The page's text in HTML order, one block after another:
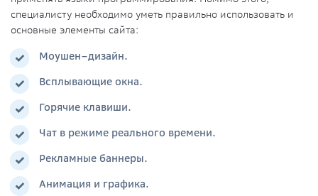
специалисту необходимо уметь правильно использовать и
основные элементы сайта:
Моушен–дизайн.
Всплывающие окна.
Горячие клавиши.
Чат в режиме реального времени.
Рекламные баннеры.
Анимация и графика.